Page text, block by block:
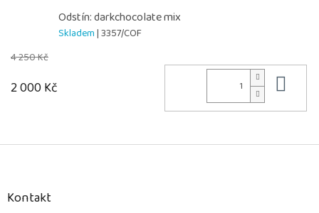
Odstín: darkchocolate mix
Skladem| 3357/COF
4 250 Kč
2 000 Kč
Z
Kontakt